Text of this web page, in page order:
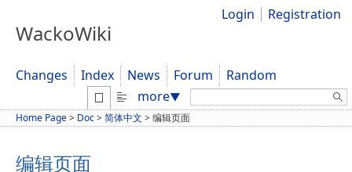
WackoWiki
Login Registration
Changes Index News Forum
Random
more▼ Search:
Home Page> Doc>简体中文 >编辑页面
编辑页面